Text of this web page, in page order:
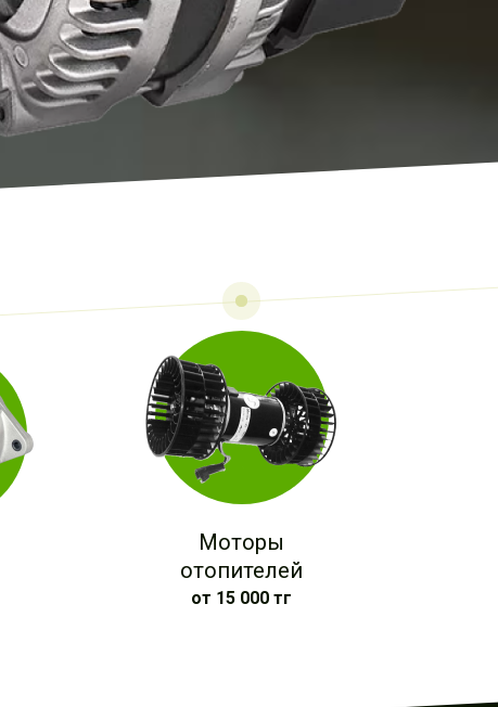
Моторы
отопителей
от 15 000 тг